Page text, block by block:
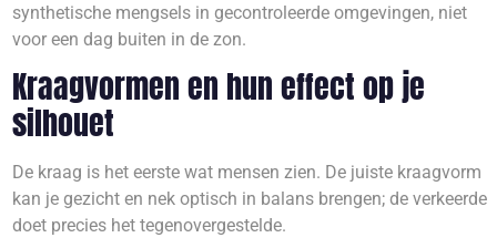
synthetische mengsels in gecontroleerde omgevingen, niet
voor een dag buiten in de zon.
Kraagvormen en hun effect op je
silhouet
De kraag is het eerste wat mensen zien. De juiste kraagvorm
kan je gezicht en nek optisch in balans brengen; de verkeerde
doet precies het tegenovergestelde.